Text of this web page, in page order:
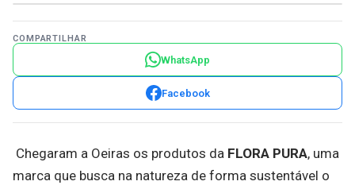
COMPARTILHAR
WhatsApp
Facebook
Chegaram a Oeiras os produtos da FLORA PURA, uma
marca que busca na natureza de forma sustentável o